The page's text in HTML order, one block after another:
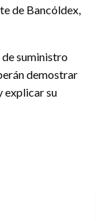
de Bancóldex,
de suministro
demostrar
explicar su